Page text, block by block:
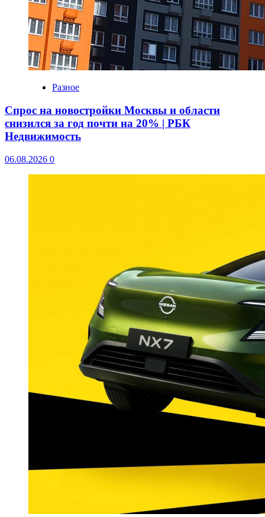
Разное
Спрос на новостройки Москвы и области
снизился за год почти на 20% | РБК
Недвижимость
06.08.2026 0